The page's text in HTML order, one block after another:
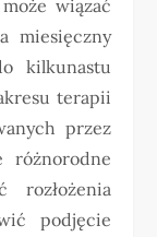
wiązać
miesięczny
kilkunastu
terapii
przez
różnorodne
rozłożenia
podjęcie